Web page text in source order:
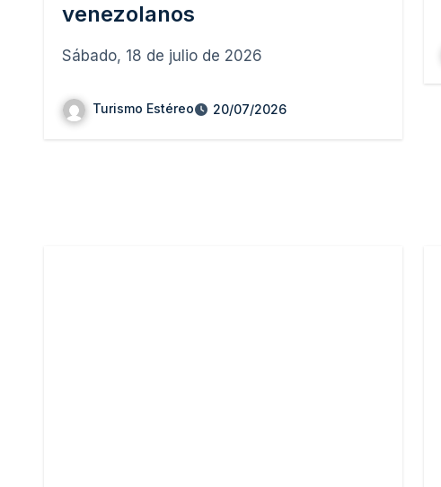
venezolanos
Sábado, 18 de julio de 2026
Turismo Estéreo 20/07/2026